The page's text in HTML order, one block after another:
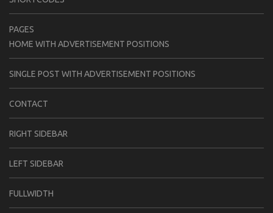
PAGES
HOME WITH ADVERTISEMENT POSITIONS
SINGLE POST WITH ADVERTISEMENT POSITIONS
CONTACT
RIGHT SIDEBAR
LEFT SIDEBAR
FULLWIDTH